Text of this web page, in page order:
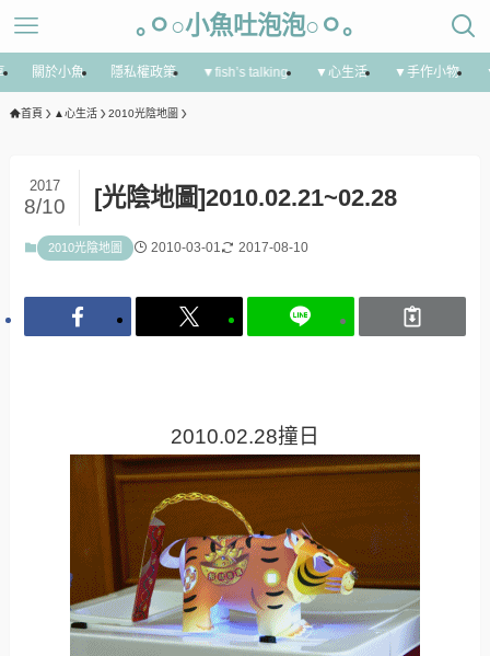
｡ㅇ○小魚吐泡泡○ㅇ｡
關於小魚 隱私權政策 ▼fish’s talking ▼心生活 ▼手作小物
首頁 ▲心生活 2010光陰地圖
[光陰地圖]2010.02.21~02.28
2017
8/10
2010光陰地圖 2010-03-01 2017-08-10
2010.02.28撞日